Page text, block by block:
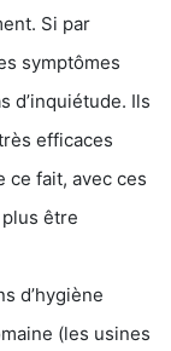
Si par
symptômes
d’inquiétude. Ils
efficaces
ce fait, avec ces
être
d’hygiène
(les usines